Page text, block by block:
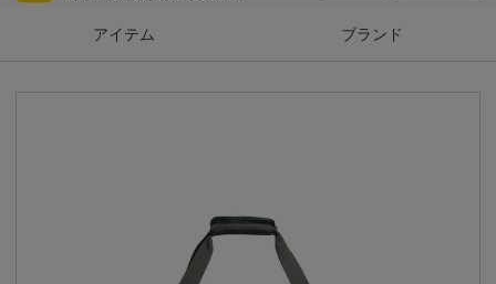
アイテム ブランド